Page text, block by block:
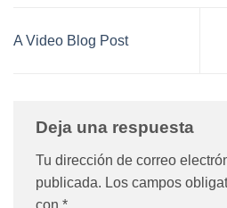
A Video Blog Post
Deja una respuesta
Tu dirección de correo
publicada. Los campos